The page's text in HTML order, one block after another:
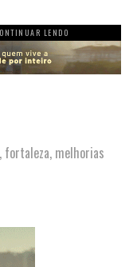
LENDO
, fortaleza, melhorias